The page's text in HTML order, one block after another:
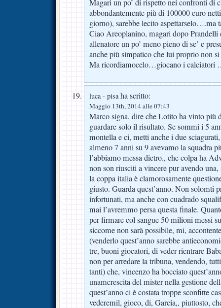
Magari un po’ di rispetto nei confronti di
abbondantemente più di 100000 euro
giorno), sarebbe lecito aspettarselo….ma
Ciao Areoplanino, magari dopo
allenatore un po’ meno pieno di se’ e
anche più simpatico che lui proprio non
Ma ricordiamocelo…giocano i calciatori
luca - pisaha scritto:
Maggio 13th, 2014 alle 07:43
Marco signa, dire che Lotito ha vinto più
guardare solo il risultato. Se sommi i 5
montella e ci, metti anche i due
almeno 7 anni su 9 avevamo la squadra
l’abbiamo messa dietro., che colpa ha
non son riusciti a vincere pur avendo una,
la coppa italia è clamorosamente
giusto. Guarda quest’anno. Non solomti
infortunati, ma anche con cuadrado
mai l’avremmo persa questa finale.
per firmare col sangue 50 milioni messi
siccome non sarà possibile, mi,
(venderlo quest’anno sarebbe
tre, buoni giocatori, di veder rientrare
non per arredare la tribuna, vendendo,
tanti) che, vincenzo ha bocciato
unamcrescita del mister nella gestione
quest’anno ci è costata troppe sconfitte
vederemil, gioco, di, Garcia,, piuttosto,